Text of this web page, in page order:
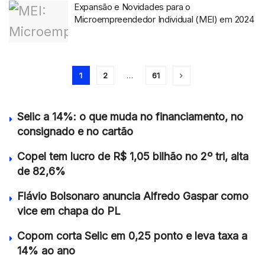
Expansão e Novidades para o
Microempreendedor Individual (MEI) em 2024
1 2 … 61
Selic a 14%: o que muda no financiamento, no
consignado e no cartão
Copel tem lucro de R$ 1,05 bilhão no 2º tri, alta
de 82,6%
Flávio Bolsonaro anuncia Alfredo Gaspar como
vice em chapa do PL
Copom corta Selic em 0,25 ponto e leva taxa a
14% ao ano